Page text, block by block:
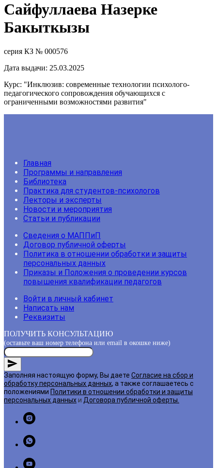
Сайфуллаева Назерке
Бакыткызы
серия КЗ № 000576
Дата выдачи: 25.03.2025
Курс: "Инклюзив: современные технологии психолого-
педагогического сопровождения обучающихся с
ограниченными возможностями развития"
Главная
Программы и направления
Библиотека
Практика для студентов-психологов
Лекторы и эксперты
Новости и мероприятия
Статьи и публикации
Сведения о МАППиП
Договор публичной оферты
Политика в отношении обработки и защиты
персональных данных
Приказы и Положения о проведении курсов
повышения квалификации педагогов
Войти в личный кабинет
Написать нам
Реквизиты
ПОЛУЧИТЬ КОНСУЛЬТАЦИЮ
(оставьте ваш номер телефона или email в окошке ниже)
Заполняя настоящую форму, Вы даете Согласие на сбор и
обработку персональных данных, а также соглашаетесь с
положениями Политики в отношении обработки и защиты
персональных данныхи Договора публичной оферты